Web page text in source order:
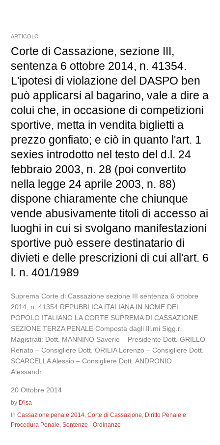
ARTICOLO
Corte di Cassazione, sezione III,
sentenza 6 ottobre 2014, n. 41354.
L'ipotesi di violazione del DASPO ben
può applicarsi al bagarino, vale a dire a
colui che, in occasione di competizioni
sportive, metta in vendita biglietti a
prezzo gonfiato; e ciò in quanto l'art. 1
sexies introdotto nel testo del d.l. 24
febbraio 2003, n. 28 (poi convertito
nella legge 24 aprile 2003, n. 88)
dispone chiaramente che chiunque
vende abusivamente titoli di accesso ai
luoghi in cui si svolgano manifestazioni
sportive può essere destinatario di
divieti e delle prescrizioni di cui all'art. 6
l. n. 401/1989
Suprema Corte di Cassazione sezione III sentenza 6 ottobre
2014, n. 41354 REPUBBLICA ITALIANA IN NOME DEL
POPOLO ITALIANO LA CORTE SUPREMA DI CASSAZIONE
SEZIONE TERZA PENALE Composta dagli Ill.mi Sigg.ri
Magistrati: Dott. MANNINO Saverio – Presidente Dott. GRILLO
Renato – Consigliere Dott. ORILIA Lorenzo – Consigliere Dott.
SCARCELLA Alessio – Consigliere Dott. ANDRONIO
Alessandr...
20 Ottobre 2014
by D'Isa
InCassazione penale 2014,Corte di Cassazione, Diritto Penale e
Procedura Penale,Sentenze - Ordinanze